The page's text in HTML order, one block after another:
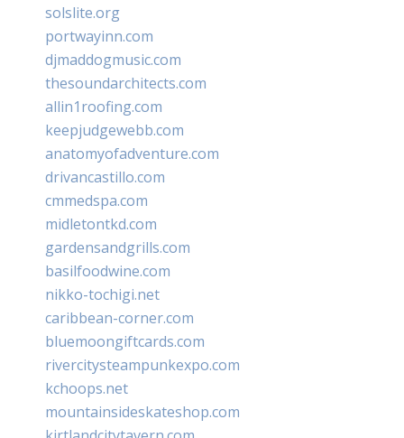
solslite.org
portwayinn.com
djmaddogmusic.com
thesoundarchitects.com
allin1roofing.com
keepjudgewebb.com
anatomyofadventure.com
drivancastillo.com
cmmedspa.com
midletontkd.com
gardensandgrills.com
basilfoodwine.com
nikko-tochigi.net
caribbean-corner.com
bluemoongiftcards.com
rivercitysteampunkexpo.com
kchoops.net
mountainsideskateshop.com